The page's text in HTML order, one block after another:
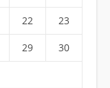
22 23
29 30